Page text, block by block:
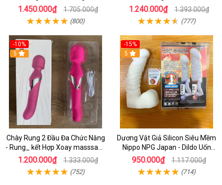
Mạnh - Kết hợp Toả Nhiệt Rung
Nhánh
1.450.000₫ 1.705.000₫
(800)
Kế Cho Cặp Đôi Nữ
1.240.000₫ 1.393.000₫
(777)
-10%
5
Chày Rung 2 Đầu Đa Chức Năng
- Rung_ kết Hợp Xoay masssage
Điểm G cao Cấp
1.200.000₫ 1.333.000₫
(752)
-15%
5
Dương Vật Giả Silicon Siêu Mềm
Nippo NPG Japan - Dildo Uốn
Cong Tùy Thích
950.000₫ 1.117.000₫
(714)